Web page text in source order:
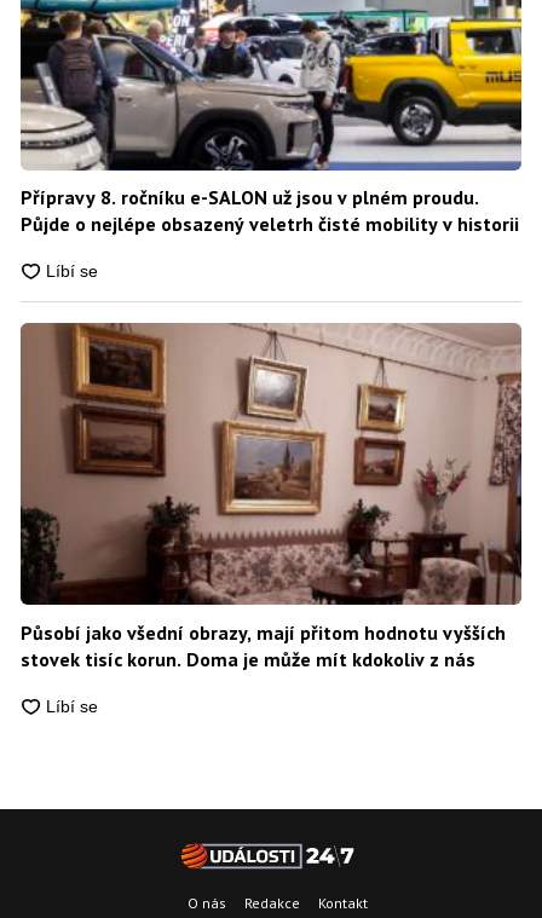
Přípravy 8. ročníku e-SALON už jsou v plném proudu.
Půjde o nejlépe obsazený veletrh čisté mobility v historii
Působí jako všední obrazy, mají přitom hodnotu vyšších
stovek tisíc korun. Doma je může mít kdokoliv z nás
O nás Redakce Kontakt